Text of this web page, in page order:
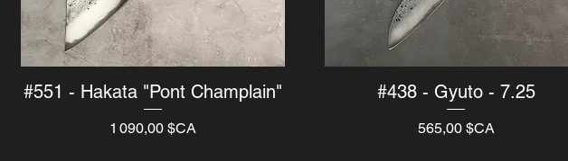
Aperçu rapide
#551 - Hakata "Pont Champlain"
Prix
1 090,00 $CA
Aperçu rapide
#438 - Gyuto - 7.25
Prix
565,00 $CA